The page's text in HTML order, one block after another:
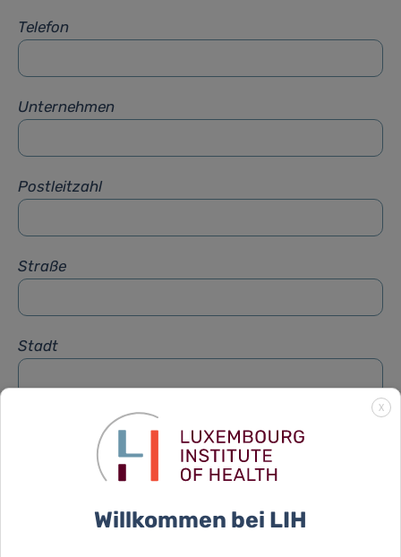
Telefon
Unternehmen
Postleitzahl
Straße
Stadt
X
Willkommen bei LIH